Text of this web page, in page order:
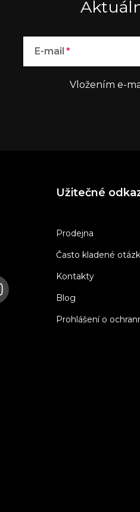
E-mail
Vložením e-
Užitečné
Prodejna
Často kladené
Kontakty
Blog
Prohlášení o